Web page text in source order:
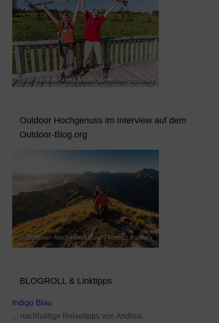
Outdoor Hochgenuss im Interview auf dem
Outdoor-Blog.org
BLOGROLL & Linktipps
Indigo Blau
... nachhaltige Reisetipps von Andrea.